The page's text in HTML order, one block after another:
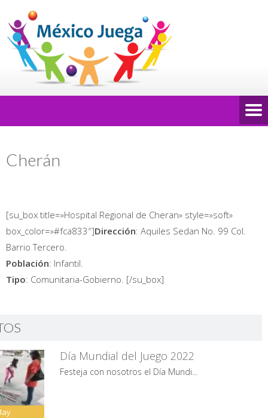
Cherán
[su_box title=»Hospital Regional de Cheran» style=»soft»
box_color=»#fca833″]Dirección: Aquiles Sedan No. 99 Col.
Barrio Tercero.
Población: Infantil.
Tipo: Comunitaria-Gobierno. [/su_box]
Día Mundial del Juego 2022
Festeja con nosotros el Día Mundi...